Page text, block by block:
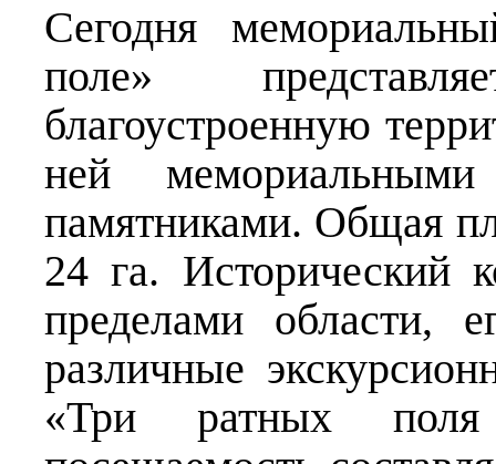
Сегодня
поле»
благоустроенную
ней
памятниками. Общая
24 га. Исторический
пределами области,
различные
«Три ратных